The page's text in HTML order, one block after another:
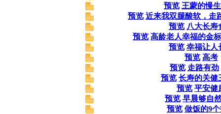
预览 王蒙的慢
预览 近来我双腿酸软，走
预览 八大长寿
预览 高龄老人幸福的金
预览 幸福让人
预览 高考
预览 走路有劲
预览 长寿的关健
预览 平安健
预览 早晨够自
预览 做饭的9